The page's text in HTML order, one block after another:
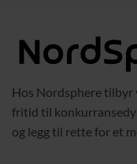
Hos Nordsphere tilbyr
fritid til
og legg til rette for et